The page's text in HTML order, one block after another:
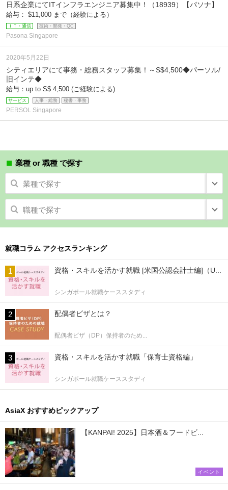
日系企業にてITインフラエンジニア募集中！（18939）【パソナ】
給与： $11,000 まで（経験による）
ＩＴ・通信 技術・開発・QC
Pasona Singapore
シティエリアにて事務・総務スタッフ募集！～S$4,500◆パーソル/
旧インテ◆
給与：up to S$ 4,500 (ご経験による)
サービス 人事・総務 秘書・事務
2020年5月22日
PERSOL Singapore
業種 or 職種 で探す
業種で探す
職種で探す
就職コラム アクセスランキング
資格・スキルを活かす就職 [米国公認会計士編]（U...
シンガポール就職ケーススタディ
配偶者ビザとは？
配偶者ビザ（DP）保持者のため...
資格・スキルを活かす就職「保育士資格編」
シンガポール就職ケーススタディ
AsiaX おすすめピックアップ
【KANPAI! 2025】日本酒＆フードビ...
イベント